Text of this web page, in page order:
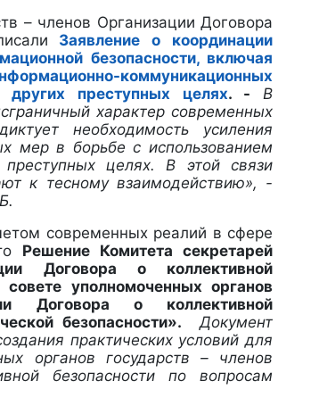
– членов Организации Договора
Заявление о координации
безопасности, включая
коммуникационных
других преступных целях. - В
характер современных
необходимость усиления
мер в борьбе с использованием
целях. В этой связи
к тесному взаимодействию», -
современных реалий в сфере
Решение Комитета секретарей
Договора о коллективной
уполномоченных органов
Договора о коллективной
безопасности».Документ
практических условий для
органов государств – членов
безопасности по вопросам